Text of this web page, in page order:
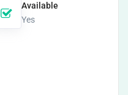
Available
Yes